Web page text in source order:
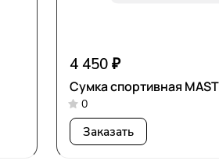
4 450 ₽
Сумка спортивная
0
Заказать